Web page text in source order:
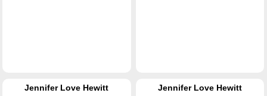
Jennifer Love Hewitt Jennifer Love Hewitt